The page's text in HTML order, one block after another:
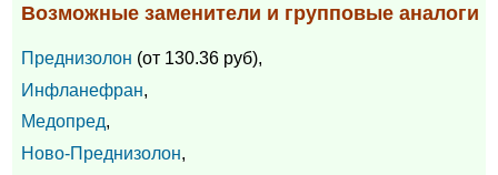
Возможные заменители и групповые аналоги
Преднизолон (от 130.36 руб),
Инфланефран,
Медопред,
Ново-Преднизолон,